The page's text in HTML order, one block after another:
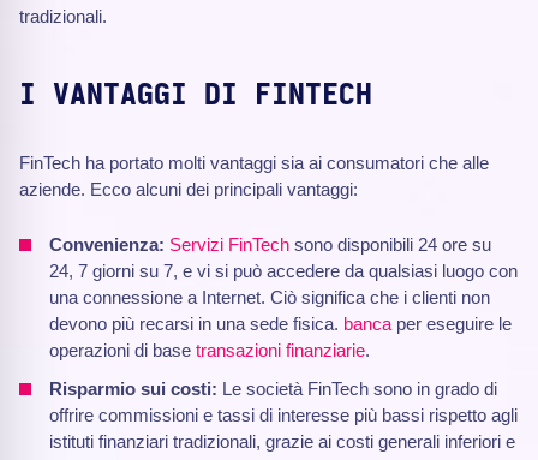
tradizionali.
I VANTAGGI DI FINTECH
FinTech ha portato molti vantaggi sia ai consumatori che alle
aziende. Ecco alcuni dei principali vantaggi:
Convenienza: Servizi FinTech sono disponibili 24 ore su
24, 7 giorni su 7, e vi si può accedere da qualsiasi luogo con
una connessione a Internet. Ciò significa che i clienti non
devono più recarsi in una sede fisica. banca per eseguire le
operazioni di base transazioni finanziarie.
Risparmio sui costi: Le società FinTech sono in grado di
offrire commissioni e tassi di interesse più bassi rispetto agli
istituti finanziari tradizionali, grazie ai costi generali inferiori e